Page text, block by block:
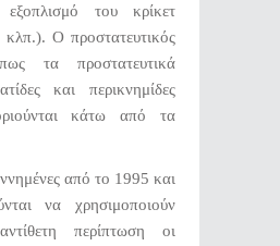
εξοπλισμό του κρίκετ
κλπ.). Ο προστατευτικός
τα προστατευτικά
και περικνημίδες
κάτω από τα
από το 1995 και
να χρησιμοποιούν
περίπτωση οι